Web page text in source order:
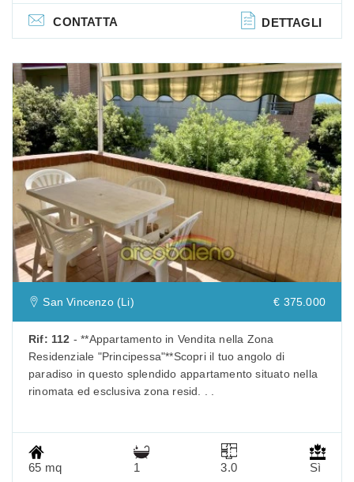
CONTATTA DETTAGLI
Previous
San Vincenzo (Li) € 375.000
Rif: 112 - **Appartamento in Vendita nella Zona
Residenziale "Principessa"**Scopri il tuo angolo di
paradiso in questo splendido appartamento situato nella
rinomata ed esclusiva zona resid. . .
65 mq 1 3.0 Sì